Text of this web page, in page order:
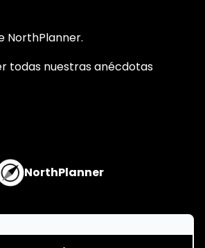
NorthPlanner.
todas nuestras anécdotas
NorthPlanner